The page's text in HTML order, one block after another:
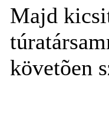
Majd
követõen